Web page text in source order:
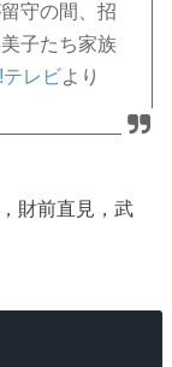
守の間、招
子たち家族
レビより
財前直見，武